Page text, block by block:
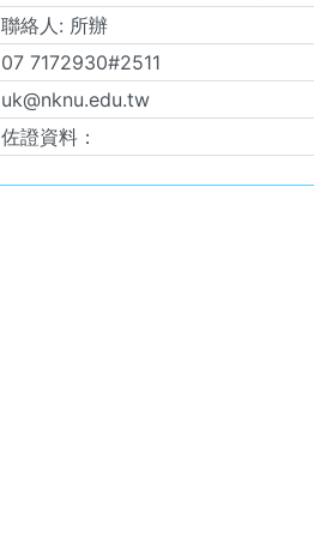
聯絡人: 所辦
07 7172930#2511
uk@nknu.edu.tw
佐證資料：